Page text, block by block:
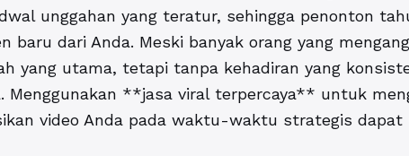
unggahan yang teratur, sehingga penonton
baru dari Anda. Meski banyak orang yang
yang utama, tetapi tanpa kehadiran yang
Menggunakan **jasa viral terpercaya** untuk
video Anda pada waktu-waktu strategis